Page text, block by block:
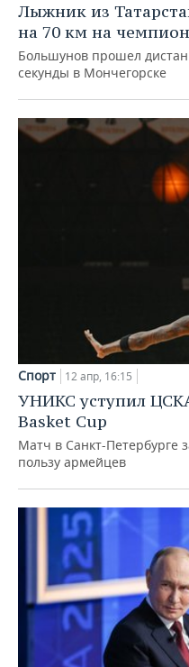
Лыжник из
на 70 км на
Большунов прошел
секунды в Мончегорске
Спорт 12 апр, 16:15
УНИКС уступил
Basket Cup
Матч в Санкт-Петербурге
пользу армейцев